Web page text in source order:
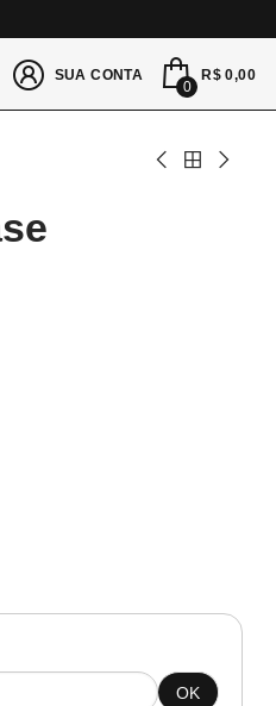
SUA CONTA
0
R$ 0,00
OK